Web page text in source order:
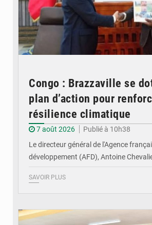
Congo : Brazzaville se
plan d’action pour
résilience climatique
7 août 2026
Publié à 10h38
Le directeur général de l'Agence
développement (AFD), Antoine
SAVOIR PLUS